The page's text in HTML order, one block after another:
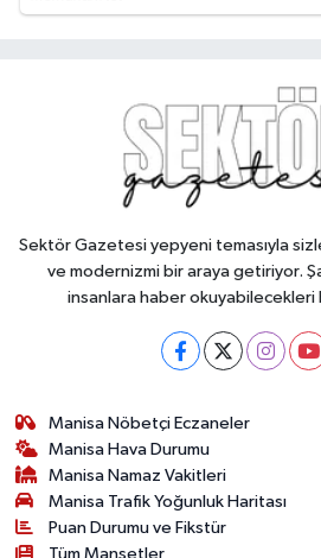
Sektör Gazetesi yepyeni temasıyla
ve modernizmi bir araya getiriyor.
insanlara haber okuyabilecekleri
Manisa Nöbetçi Eczaneler
Manisa Hava Durumu
Manisa Namaz Vakitleri
Manisa Trafik Yoğunluk Haritası
Puan Durumu ve Fikstür
Tüm Manşetler